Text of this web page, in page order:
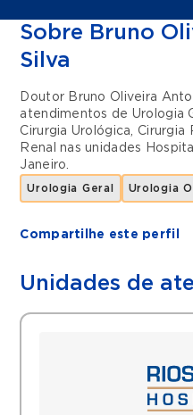
Sobre Bruno
Silva
Doutor Bruno Oliveira
atendimentos de Urologia
Cirurgia Urológica, Cirurgia
Renal
nas unidades
Janeiro.
Urologia Geral Urologia
Compartilhe este perfil
Unidades de